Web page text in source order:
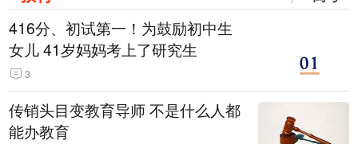
416分、初试第一！为鼓励初中生
女儿 41岁妈妈考上了研究生
3
传销头目变教育导师 不是什么人都
能办教育